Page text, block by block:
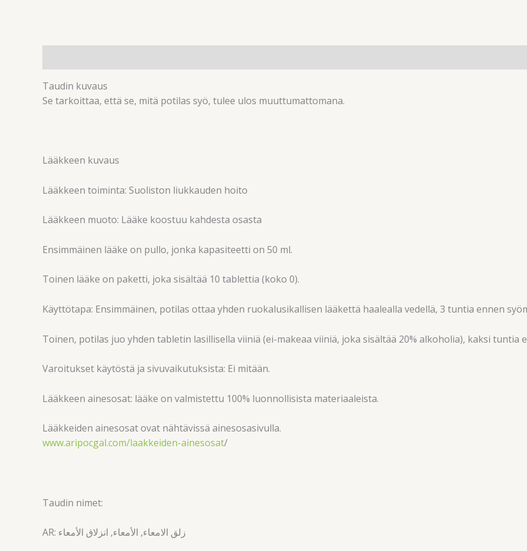
Taudin kuvaus
Se tarkoittaa, että se, mitä potilas syö, tulee ulos muuttumattomana.
Lääkkeen kuvaus
Lääkkeen toiminta: Suoliston liukkauden hoito
Lääkkeen muoto: Lääke koostuu kahdesta osasta
Ensimmäinen lääke on pullo, jonka kapasiteetti on 50 ml.
Toinen lääke on paketti, joka sisältää 10 tablettia (koko 0).
Käyttötapa: Ensimmäinen, potilas ottaa yhden ruokalusikallisen lääkettä haalealla vedellä, 3 tuntia ennen
Toinen, potilas juo yhden tabletin lasillisella viiniä (ei-makeaa viiniä, joka sisältää 20% alkoholia), kaksi tuntia
Varoitukset käytöstä ja sivuvaikutuksista: Ei mitään.
Lääkkeen ainesosat: lääke on valmistettu 100% luonnollisista materiaaleista.
Lääkkeiden ainesosat ovat nähtävissä ainesosasivulla.
www.aripocgal.com/laakkeiden-ainesosat/
Taudin nimet:
AR: زلق الامعاء, الأمعاء, انزلاق الأمعاء